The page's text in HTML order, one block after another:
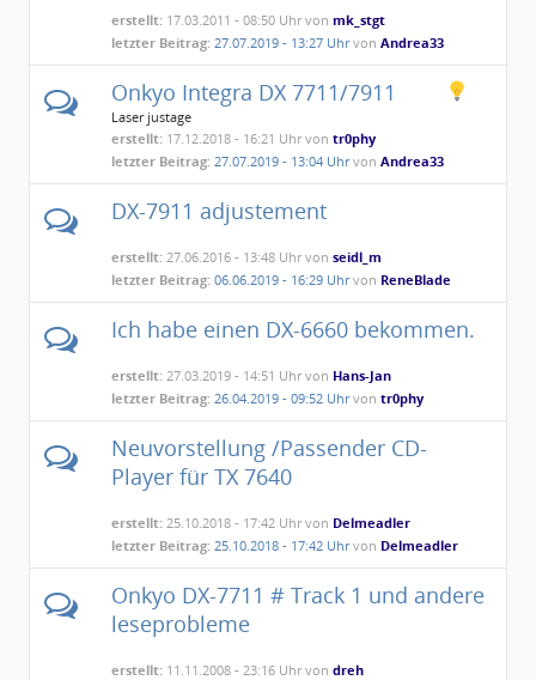
erstellt: 17.03.2011 - 08:50 Uhr vonmk_stgt
letzter Beitrag: 27.07.2019 - 13:27 UhrvonAndrea33
Onkyo Integra DX 7711/7911
Laser justage
erstellt: 17.12.2018 - 16:21 Uhr vontr0phy
letzter Beitrag: 27.07.2019 - 13:04 UhrvonAndrea33
DX-7911 adjustement
erstellt: 27.06.2016 - 13:48 Uhr vonseidl_m
letzter Beitrag: 06.06.2019 - 16:29 Uhrvon ReneBlade
Ich habe einen DX-6660 bekommen.
erstellt: 27.03.2019 - 14:51 Uhr von Hans-Jan
letzter Beitrag: 26.04.2019 - 09:52 Uhrvontr0phy
Neuvorstellung /Passender CD-
Player für TX 7640
erstellt: 25.10.2018 - 17:42 Uhr von Delmeadler
letzter Beitrag: 25.10.2018 - 17:42 Uhrvon Delmeadler
Onkyo DX-7711 # Track 1 und andere
leseprobleme
erstellt: 11.11.2008 - 23:16 Uhr vondreh